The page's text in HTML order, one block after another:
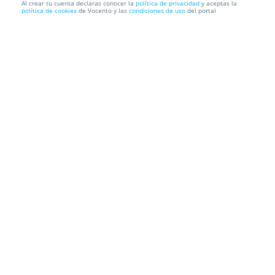
Reloj colección Niza de cuero sintético y cristales
Al crear tu cuenta declaras conocer la política de privacidad y aceptas la
política de cookies de Vocento y las condiciones de uso del portal